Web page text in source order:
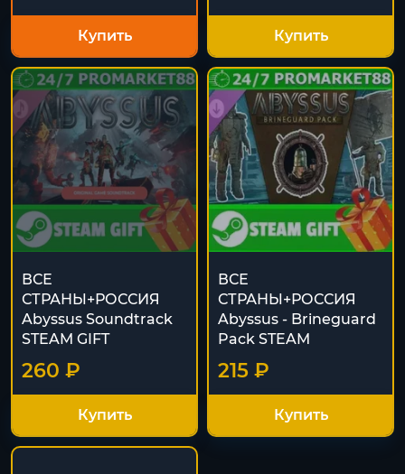
Купить Купить
ВСЕ
СТРАНЫ+РОССИЯ
Abyssus Soundtrack
STEAM GIFT
260 ₽
Купить
ВСЕ
СТРАНЫ+РОССИЯ
Abyssus - Brineguard
Pack STEAM
215 ₽
Купить